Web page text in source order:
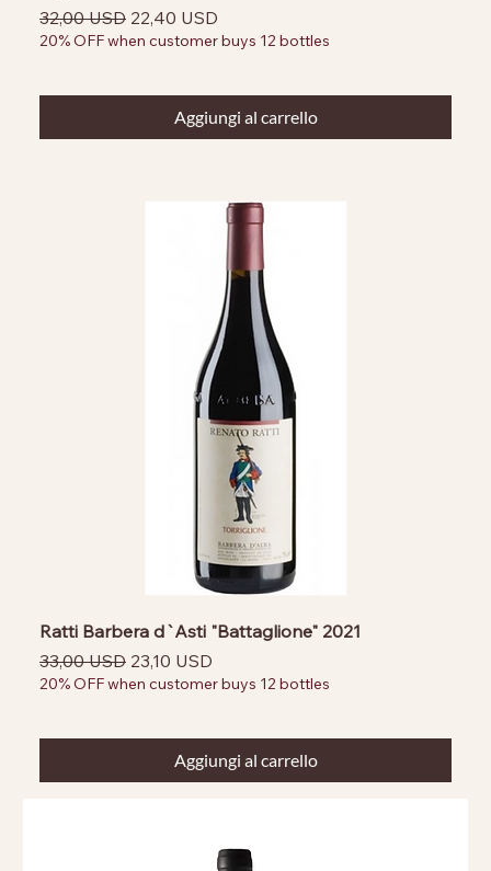
Prezzo regolare
32,00 USD Prezzo scontato
22,40 USD
20% OFF when customer buys 12 bottles
Aggiungi al carrello
Ratti Barbera d`Asti "Battaglione" 2021
Prezzo regolare
33,00 USD Prezzo scontato
23,10 USD
20% OFF when customer buys 12 bottles
Aggiungi al carrello